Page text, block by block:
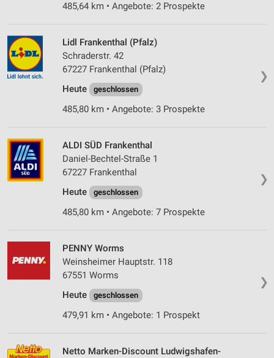
485,64 km • Angebote: 2 Prospekte
❯
Lidl Frankenthal (Pfalz)
Schraderstr. 42
67227 Frankenthal (Pfalz)
Heute
geschlossen
485,80 km • Angebote: 3 Prospekte
❯
ALDI SÜD Frankenthal
Daniel-Bechtel-Straße 1
67227 Frankenthal
Heute
geschlossen
485,80 km • Angebote: 7 Prospekte
❯
PENNY Worms
Weinsheimer Hauptstr. 118
67551 Worms
Heute
geschlossen
479,91 km • Angebote: 1 Prospekt
Netto Marken-Discount Ludwigshafen-